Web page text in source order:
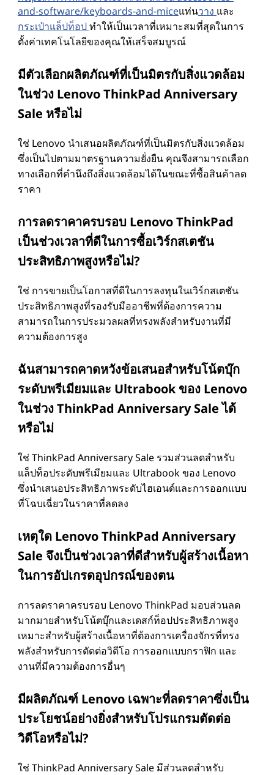
and-software/keyboards-and-miceแท่นวาง และ
กระเป๋าแล็ปท็อปทําให้เป็นเวลาที่เหมาะสมที่สุดในการ
ตั้งค่าเทคโนโลยีของคุณให้เสร็จสมบูรณ์
มีตัวเลือกผลิตภัณฑ์ที่เป็นมิตรกับสิ่งแวดล้อม
ในช่วง Lenovo ThinkPad Anniversary
Sale หรือไม่
ใช่ Lenovo นําเสนอผลิตภัณฑ์ที่เป็นมิตรกับสิ่งแวดล้อม
ซึ่งเป็นไปตามมาตรฐานความยั่งยืน คุณจึงสามารถเลือก
ทางเลือกที่คํานึงถึงสิ่งแวดล้อมได้ในขณะที่ซื้อสินค้าลด
ราคา
การลดราคาครบรอบ Lenovo ThinkPad
เป็นช่วงเวลาที่ดีในการซื้อเวิร์กสเตชัน
ประสิทธิภาพสูงหรือไม่?
ใช่ การขายเป็นโอกาสที่ดีในการลงทุนในเวิร์กสเตชัน
ประสิทธิภาพสูงที่รองรับมืออาชีพที่ต้องการความ
สามารถในการประมวลผลที่ทรงพลังสําหรับงานที่มี
ความต้องการสูง
ฉันสามารถคาดหวังข้อเสนอสําหรับโน้ตบุ๊ก
ระดับพรีเมียมและ Ultrabook ของ Lenovo
ในช่วง ThinkPad Anniversary Sale ได้
หรือไม่
ใช่ ThinkPad Anniversary Sale รวมส่วนลดสําหรับ
แล็ปท็อประดับพรีเมียมและ Ultrabook ของ Lenovo
ซึ่งนําเสนอประสิทธิภาพระดับไฮเอนด์และการออกแบบ
ที่โฉบเฉี่ยวในราคาที่ลดลง
เหตุใด Lenovo ThinkPad Anniversary
Sale จึงเป็นช่วงเวลาที่ดีสําหรับผู้สร้างเนื้อหา
ในการอัปเกรดอุปกรณ์ของตน
การลดราคาครบรอบ Lenovo ThinkPad มอบส่วนลด
มากมายสําหรับโน้ตบุ๊กและเดสก์ท็อปประสิทธิภาพสูง
เหมาะสําหรับผู้สร้างเนื้อหาที่ต้องการเครื่องจักรที่ทรง
พลังสําหรับการตัดต่อวิดีโอ การออกแบบกราฟิก และ
งานที่มีความต้องการอื่นๆ
มีผลิตภัณฑ์ Lenovo เฉพาะที่ลดราคาซึ่งเป็น
ประโยชน์อย่างยิ่งสําหรับโปรแกรมตัดต่อ
วิดีโอหรือไม่?
ใช่ ThinkPad Anniversary Sale มีส่วนลดสําหรับ